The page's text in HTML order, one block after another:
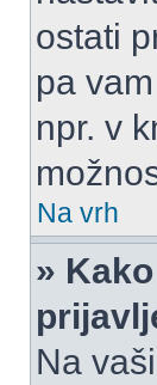
ostati
pa
npr. v
Na vrh
»
Na